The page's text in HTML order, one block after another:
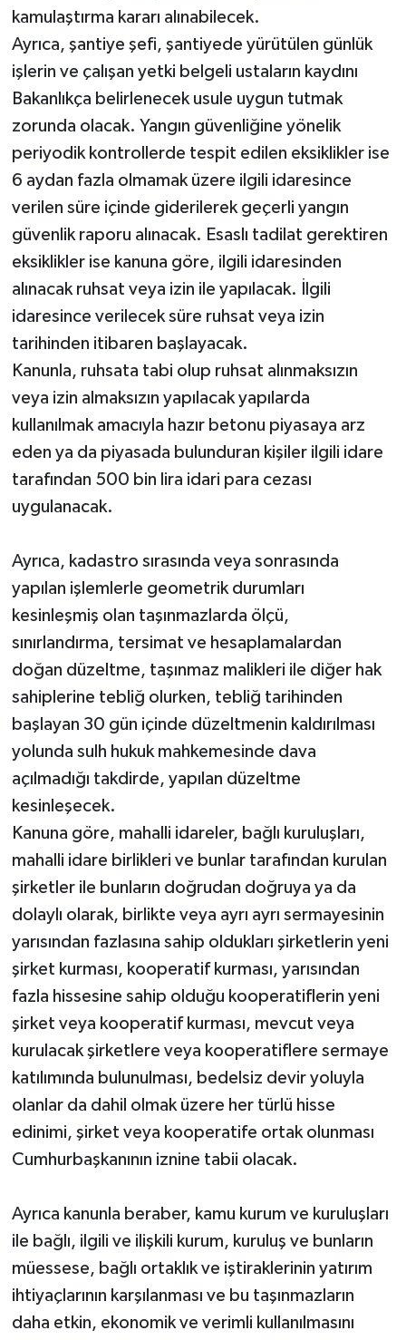
kamulaştırma kararı alınabilecek.
Ayrıca, şantiye şefi, şantiyede yürütülen günlük
işlerin ve çalışan yetki belgeli ustaların kaydını
Bakanlıkça belirlenecek usule uygun tutmak
zorunda olacak. Yangın güvenliğine yönelik
periyodik kontrollerde tespit edilen eksiklikler ise
6 aydan fazla olmamak üzere ilgili idaresince
verilen süre içinde giderilerek geçerli yangın
güvenlik raporu alınacak. Esaslı tadilat gerektiren
eksiklikler ise kanuna göre, ilgili idaresinden
alınacak ruhsat veya izin ile yapılacak. İlgili
idaresince verilecek süre ruhsat veya izin
tarihinden itibaren başlayacak.
Kanunla, ruhsata tabi olup ruhsat alınmaksızın
veya izin almaksızın yapılacak yapılarda
kullanılmak amacıyla hazır betonu piyasaya arz
eden ya da piyasada bulunduran kişiler ilgili idare
tarafından 500 bin lira idari para cezası
uygulanacak.
Ayrıca, kadastro sırasında veya sonrasında
yapılan işlemlerle geometrik durumları
kesinleşmiş olan taşınmazlarda ölçü,
sınırlandırma, tersimat ve hesaplamalardan
doğan düzeltme, taşınmaz malikleri ile diğer hak
sahiplerine tebliğ olurken, tebliğ tarihinden
başlayan 30 gün içinde düzeltmenin kaldırılması
yolunda sulh hukuk mahkemesinde dava
açılmadığı takdirde, yapılan düzeltme
kesinleşecek.
Kanuna göre, mahalli idareler, bağlı kuruluşları,
mahalli idare birlikleri ve bunlar tarafından kurulan
şirketler ile bunların doğrudan doğruya ya da
dolaylı olarak, birlikte veya ayrı ayrı sermayesinin
yarısından fazlasına sahip oldukları şirketlerin yeni
şirket kurması, kooperatif kurması, yarısından
fazla hissesine sahip olduğu kooperatiflerin yeni
şirket veya kooperatif kurması, mevcut veya
kurulacak şirketlere veya kooperatiflere sermaye
katılımında bulunulması, bedelsiz devir yoluyla
olanlar da dahil olmak üzere her türlü hisse
edinimi, şirket veya kooperatife ortak olunması
Cumhurbaşkanının iznine tabii olacak.
Ayrıca kanunla beraber, kamu kurum ve kuruluşları
ile bağlı, ilgili ve ilişkili kurum, kuruluş ve bunların
müessese, bağlı ortaklık ve iştiraklerinin yatırım
ihtiyaçlarının karşılanması ve bu taşınmazların
daha etkin, ekonomik ve verimli kullanılmasını